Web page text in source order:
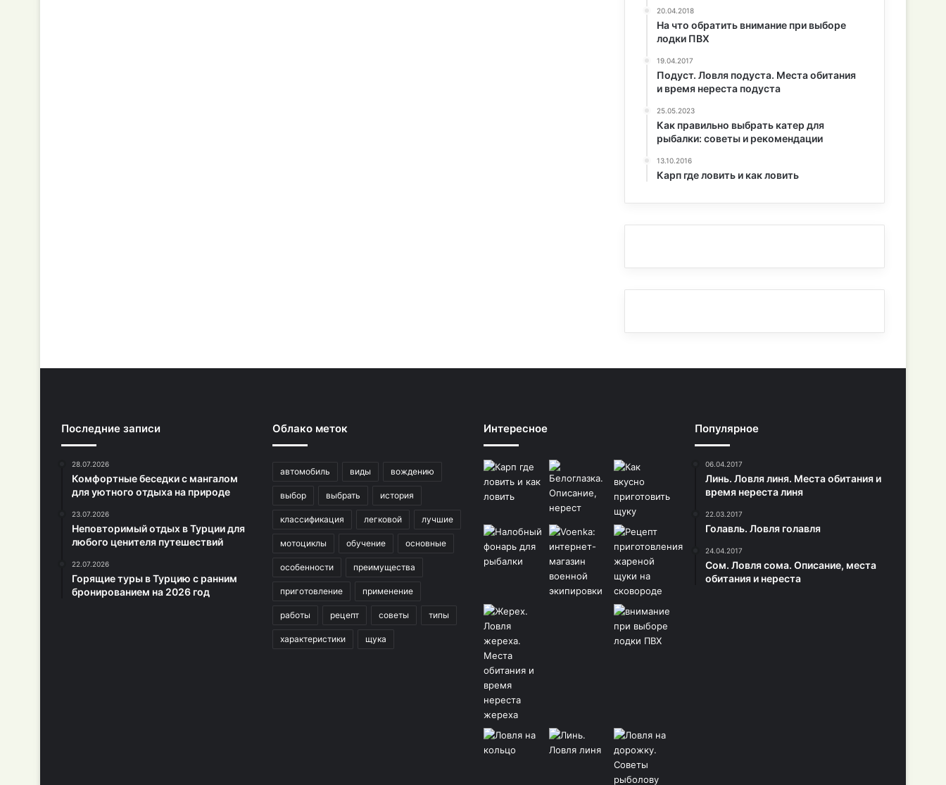
20.04.2018
На что обратить внимание при выборе
лодки ПВХ
19.04.2017
Подуст. Ловля подуста. Места обитания
и время нереста подуста
25.05.2023
Как правильно выбрать катер для
рыбалки: советы и рекомендации
13.10.2016
Карп где ловить и как ловить
Последние записи
28.07.2026
Комфортные беседки с мангалом
для уютного отдыха на природе
23.07.2026
Неповторимый отдых в Турции для
любого ценителя путешествий
22.07.2026
Горящие туры в Турцию с ранним
бронированием на 2026 год
Облако меток
автомобиль виды вождению
выбор выбрать история
классификация легковой лучшие
мотоциклы обучение основные
особенности преимущества
приготовление применение
работы рецепт советы типы
характеристики щука
Интересное Популярное
06.04.2017
Линь. Ловля линя. Места обитания и
время нереста линя
22.03.2017
Голавль. Ловля голавля
24.04.2017
Сом. Ловля сома. Описание, места
обитания и нереста